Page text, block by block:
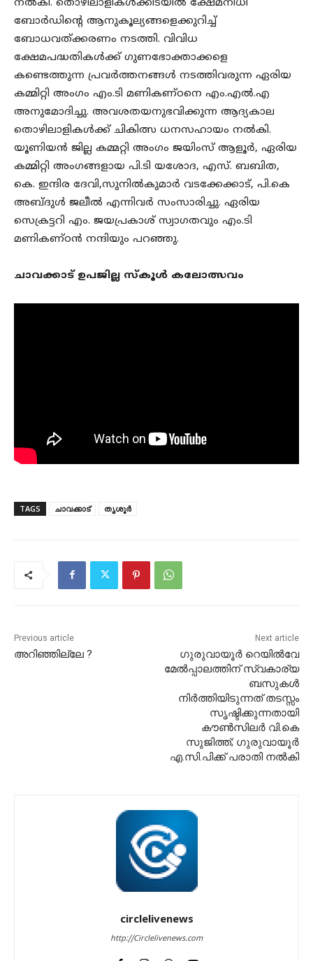
നൽകി. തൊഴിലാളികൾക്കിടയിൽ ക്ഷേമനിധി
ബോർഡിന്റെ ആനുകൂല്യങ്ങളെക്കുറിച്ച്
ബോധവത്ക്കരണം നടത്തി. വിവിധ
ക്ഷേമപദ്ധതികൾക്ക് ഗുണഭോക്താക്കളെ
കണ്ടെത്തുന്ന പ്രവർത്തനങ്ങൾ നടത്തിവരുന്ന ഏരിയ
കമ്മിറ്റി അംഗം എം.ടി മണികണ്ഠനെ എം.എൽ.എ
അനുമോദിച്ചു. അവശതയനുഭവിക്കുന്ന ആദ്യകാല
തൊഴിലാളികൾക്ക് ചികിത്സ ധനസഹായം നൽകി.
യൂണിയൻ ജില്ല കമ്മറ്റി അംഗം ജയിംസ് ആളൂർ, ഏരിയ
കമ്മിറ്റി അംഗങ്ങളായ പി.ടി യശോദ, എസ്. ബബിത,
കെ. ഇന്ദിര ദേവി,സുനിൽകുമാർ വടക്കേക്കാട്, പി.കെ
അബ്ദുൾ ജലീൽ എന്നിവർ സംസാരിച്ചു. ഏരിയ
സെക്രട്ടറി എം. ജയപ്രകാശ് സ്വാഗതവും എം.ടി
മണികണ്ഠൻ നന്ദിയും പറഞ്ഞു.
ചാവക്കാട് ഉപജില്ല സ്കൂൾ കലോത്സവം
TAGS ചാവക്കാട് തൃശൂർ
Previous article
അറിഞ്ഞില്ലേ ?
Next article
ഗുരുവായൂർ റെയിൽവേ
മേൽപ്പാലത്തിന് സ്വകാര്യ
ബസുകൾ
നിർത്തിയിടുന്നത് തടസ്സം
സൃഷ്ടിക്കുന്നതായി
കൗൺസിലർ വി.കെ
സുജിത്ത്; ഗുരുവായൂർ
എ.സി.പിക്ക് പരാതി നൽകി
circlelivenews
http://Circlelivenews.com